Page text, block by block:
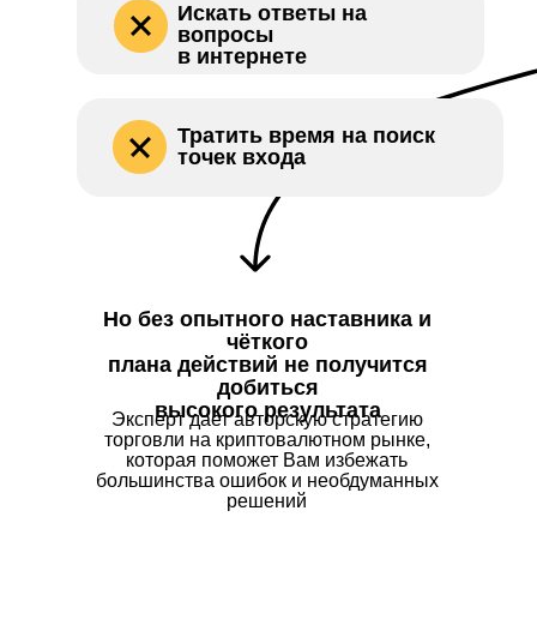
Искать ответы на
вопросы
в интернете
Тратить время на поиск
точек входа
Но без опытного наставника и
чёткого
плана действий не получится
добиться
высокого результата
Эксперт дает авторскую стратегию
торговли на криптовалютном рынке,
которая поможет Вам избежать
большинства ошибок и необдуманных
решений